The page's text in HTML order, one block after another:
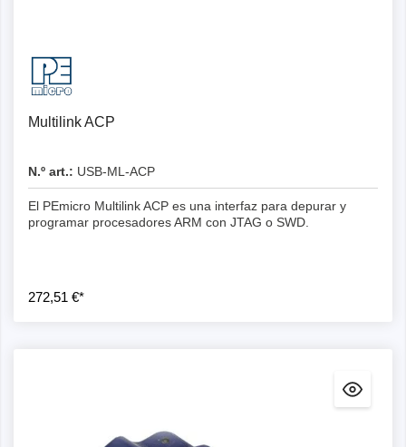
Multilink ACP
N.º art.: USB-ML-ACP
El PEmicro Multilink ACP es una interfaz para depurar y
programar procesadores ARM con JTAG o SWD.
272,51 €*